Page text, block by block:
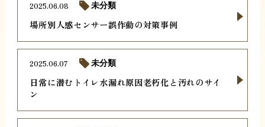
場所別人感センサー誤作動の対策事例
2025.06.08 未分類
日常に潜むトイレ水漏れ原因老朽化と汚れのサイ
ン
2025.06.07 未分類